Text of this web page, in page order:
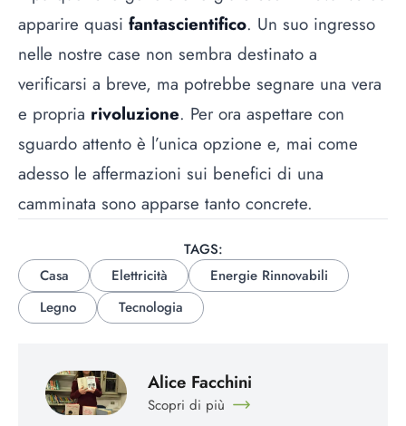
apparire quasi fantascientifico. Un suo ingresso
nelle nostre case non sembra destinato a
verificarsi a breve, ma potrebbe segnare una vera
e propria rivoluzione. Per ora aspettare con
sguardo attento è l’unica opzione e, mai come
adesso le affermazioni sui benefici di una
camminata sono apparse tanto concrete.
TAGS:
Casa
Elettricità
Energie Rinnovabili
Legno
Tecnologia
Alice Facchini
Scopri di più